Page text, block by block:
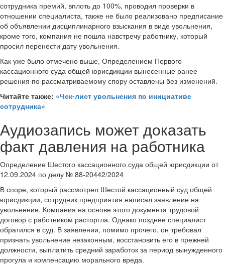
сотрудника премий, вплоть до 100%, проводил проверки в
отношении специалиста, также не было реализовано предписание
об объявлении дисциплинарного взыскания в виде увольнения,
кроме того, компания не пошла навстречу работнику, который
просил перенести дату увольнения.
Как уже было отмечено выше, Определением Первого
кассационного суда общей юрисдикции вынесенные ранее
решения по рассматриваемому спору оставлены без изменений.
Читайте также: «Чек-лист увольнения по инициативе
сотрудника»
Аудиозапись может доказать
факт давления на работника
Определение Шестого кассационного суда общей юрисдикции от
12.09.2024 по делу № 88-20442/2024
В споре, который рассмотрел Шестой кассационный суд общей
юрисдикции, сотрудник предприятия написал заявление на
увольнение. Компания на основе этого документа трудовой
договор с работником расторгла. Однако позднее специалист
обратился в суд. В заявлении, помимо прочего, он требовал
признать увольнение незаконным, восстановить его в прежней
должности, выплатить средний заработок за период вынужденного
прогула и компенсацию морального вреда.